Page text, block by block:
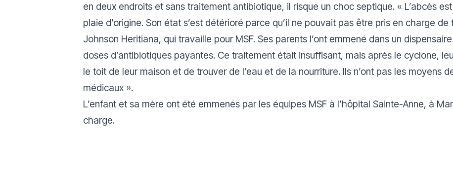
en deux endroits et sans traitement antibiotique, il risque un choc septique. « L’abcès
plaie d’origine. Son état s’est détérioré parce qu’il ne pouvait pas être pris en charge
Johnson Heritiana, qui travaille pour MSF. Ses parents l’ont emmené dans un
doses d’antibiotiques payantes. Ce traitement était insuffisant, mais après le cyclone,
le toit de leur maison et de trouver de l’eau et de la nourriture. Ils n’ont pas les moyens
médicaux ».
L’enfant et sa mère ont été emmenés par les équipes MSF à l’hôpital Sainte-Anne, à
charge.